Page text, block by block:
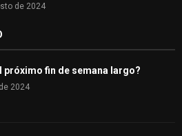
de 2024
próximo fin de semana largo?
2024